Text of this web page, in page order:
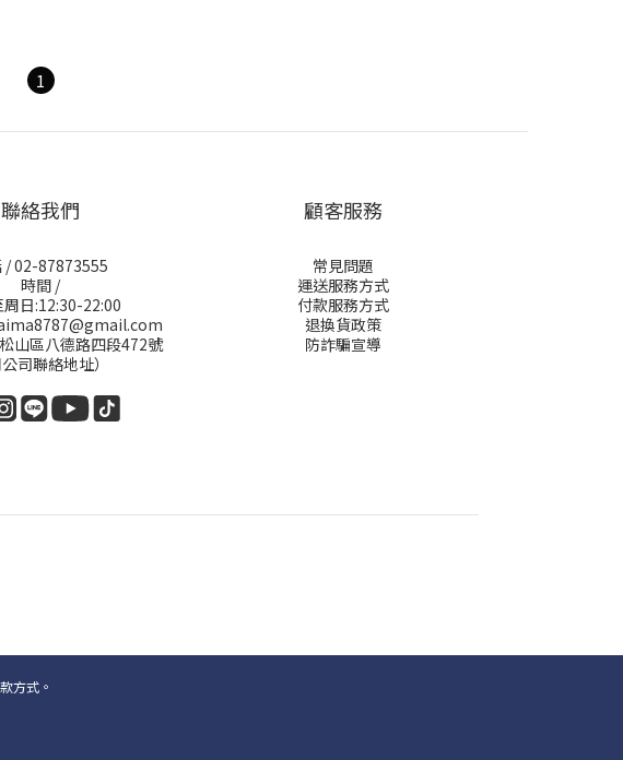
1
聯絡我們
/ 02-87873555
時間 /
周日:12:30-22:00
山區八德路四段472號
公司聯絡地址）
顧客服務
常見問題
運送服務方式
付款服務方式
退換貨政策
防詐騙宣導
方式。